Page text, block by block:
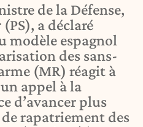
de la Défense,
a déclaré
modèle espagnol
des sans-
(MR) réagit à
appel à la
d’avancer plus
rapatriement des